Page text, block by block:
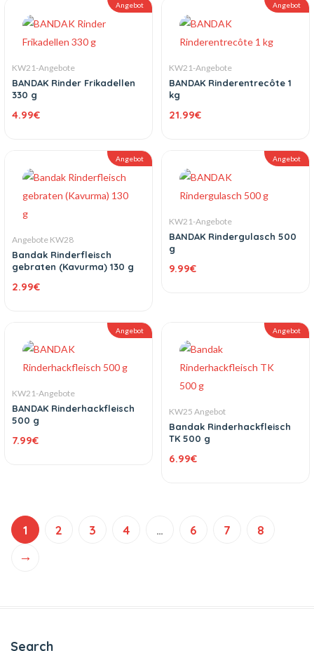
Angebot
KW21-Angebote
BANDAK Rinder Frikadellen
330 g
4.99€
Angebot
KW21-Angebote
BANDAK Rinderentrecôte 1
kg
21.99€
Angebot
Angebote KW28
Bandak Rinderfleisch
gebraten (Kavurma) 130 g
2.99€
Angebot
KW21-Angebote
BANDAK Rindergulasch 500
g
9.99€
Angebot
KW21-Angebote
BANDAK Rinderhackfleisch
500 g
7.99€
Angebot
KW25 Angebot
Bandak Rinderhackfleisch
TK 500 g
6.99€
1 2 3 4 … 6 7 8
→
Search